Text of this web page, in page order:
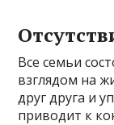
Все семьи
взглядом на
друг друга и
приводит к